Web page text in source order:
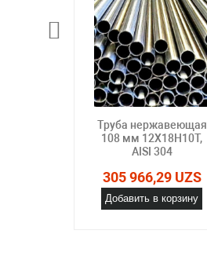
Труба нержавеющая
108 мм 12Х18Н10Т,
AISI 304
305 966,29 UZS
Добавить в корзину